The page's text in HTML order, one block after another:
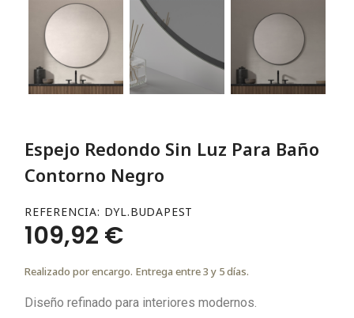
Espejo Redondo Sin Luz Para Baño
Contorno Negro
REFERENCIA DYL.BUDAPEST
109,92 €
Realizado por encargo. Entrega entre 3 y 5 días.
Diseño refinado para interiores modernos.